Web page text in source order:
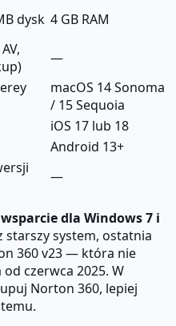
dysk 4 GB RAM
—
macOS 14 Sonoma
/ 15 Sequoia
iOS 17 lub 18
Android 13+
—
dla Windows 7 i
starszy system, ostatnia
360 v23 — która nie
czerwca 2025. W
Norton 360, lepiej